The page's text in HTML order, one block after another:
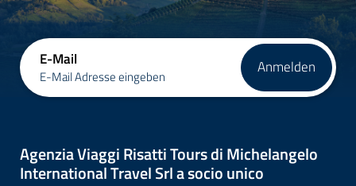
E-Mail
E-Mail Adresse eingeben Anmelden
Agenzia Viaggi Risatti Tours di Michelangelo
International Travel Srl a socio unico